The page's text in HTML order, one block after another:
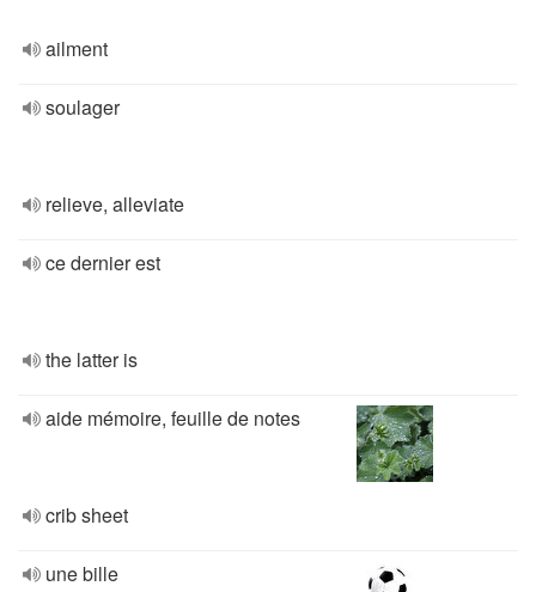
ailment
soulager
relieve, alleviate
ce dernier est
the latter is
aide mémoire, feuille de notes
crib sheet
une bille